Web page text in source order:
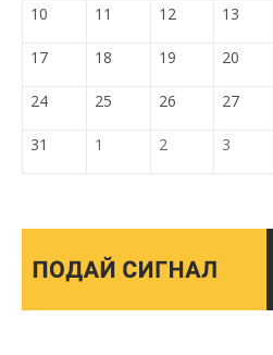
10 11 12 13
17 18 19 20
24 25 26 27
31 1 2 3